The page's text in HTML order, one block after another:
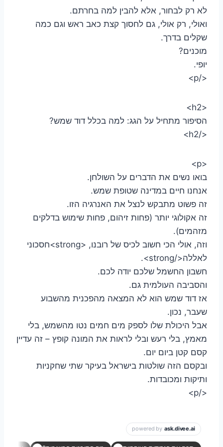
לא רק לבחור, אלא להבין למה בחרתם.
ואולי, רק אולי, גם לחסוך קצת כאב ראש וגם כמה
שקלים בדרך.
מוכנים?
יופי.
</p>
<h2>
הסיפור מתחיל על הגג: למה בכלל דוד שמש?
</h2>
<p>
בואו נשים את הדברים על השולחן.
אנחנו חיים במדינה שטופת שמש.
זה פשוט מתבקש לנצל את האנרגיה הזו.
זה אקולוגי יותר (פחות זיהום, פחות שימוש בדלקים
מזהמים).
וזה, אולי הכי חשוב לכיס של רובנו, <strong>חסכוני
לאללה</strong>.
חשבון החשמל שלכם יודה לכם.
והסביבה העולמית גם.
אז דוד שמש הוא לא המצאה מהפכנית מהשבוע
שעבר, נכון.
אבל היכולת שלו לספק מים חמים נטו מהשמש, בלי
מאמץ, בלי רעש ובלי לראות את המונה קופץ – זה עדיין
קסם קטן ביום יום.
ובקסם הזה שולטות בישראל בעיקר שתי שחקניות
ותיקות ומכובדות.
</p>